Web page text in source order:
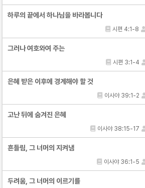
하루의 끝에서 하나님을 바라봅니다
시편 4:1-8
그러나 여호와여 주는
시편 3:1-4
은혜 받은 이후에 경계해야 할 것
이사야 39:1-2
고난 뒤에 숨겨진 은혜
이사야 38:15-17
흔들림, 그 너머의 지켜냄
이사야 36:1-5
두려움, 그 너머의 이르기를